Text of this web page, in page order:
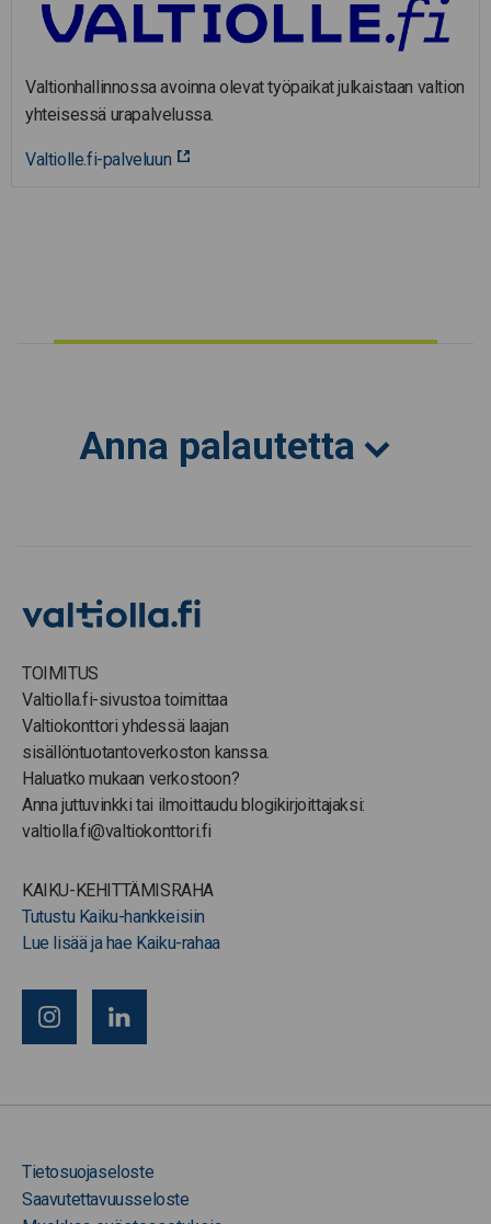
Valtionhallinnossa avoinna olevat työpaikat julkaistaan valtion
yhteisessä urapalvelussa.
Valtiolle.fi-palveluun
Anna palautetta
TOIMITUS
Valtiolla.fi-sivustoa toimittaa
Valtiokonttori yhdessä laajan
sisällöntuotantoverkoston kanssa.
Haluatko mukaan verkostoon?
Anna juttuvinkki tai ilmoittaudu blogikirjoittajaksi:
valtiolla.fi@valtiokonttori.fi
KAIKU-KEHITTÄMISRAHA
Tutustu Kaiku-hankkeisiin
Lue lisää ja hae Kaiku-rahaa
Tietosuojaseloste
Saavutettavuusseloste